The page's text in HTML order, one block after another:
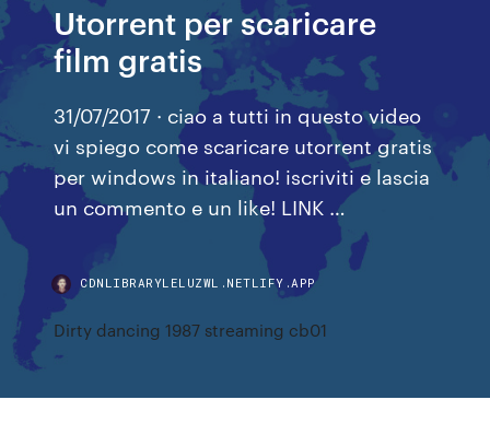
Utorrent per scaricare
film gratis
31/07/2017 · ciao a tutti in questo video
vi spiego come scaricare utorrent gratis
per windows in italiano! iscriviti e lascia
un commento e un like! LINK …
CDNLIBRARYLELUZWL.NETLIFY.APP
Dirty dancing 1987 streaming cb01